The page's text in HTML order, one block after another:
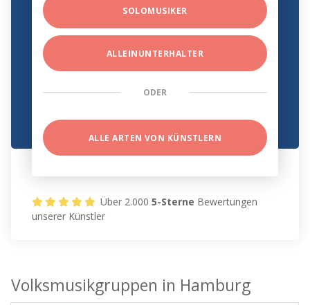
SOLOMUSIKER
ALLEINUNTERHALTER
ODER
ALLE ARTEN VON KÜNSTLERN
Über 2.0005-Sterne Bewertungen
unserer Künstler
Volksmusikgruppen in Hamburg